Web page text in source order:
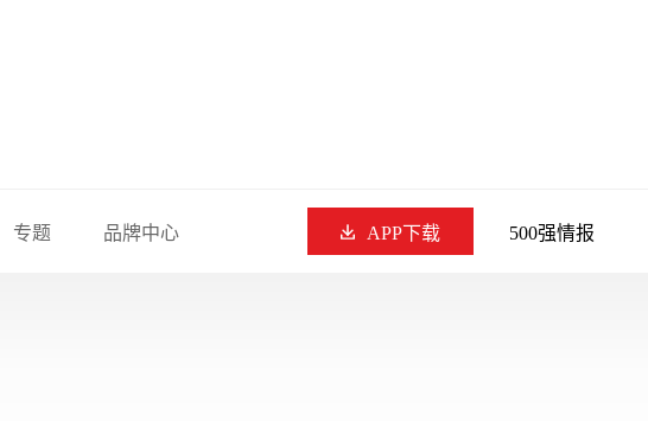
专题 品牌中心 APP下载 500强情报